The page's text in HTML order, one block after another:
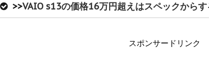
>>VAIO s13の価格16万円超えはスペックから
スポンサードリンク